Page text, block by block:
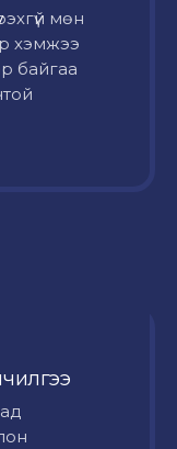
мөн
хэмжээ
байгаа